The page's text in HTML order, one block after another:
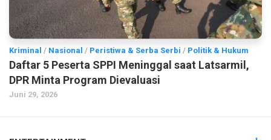
Kriminal / Nasional / Peristiwa & Serba Serbi / Politik & Hukum
Daftar 5 Peserta SPPI Meninggal saat Latsarmil,
DPR Minta Program Dievaluasi
Juni 29, 2026